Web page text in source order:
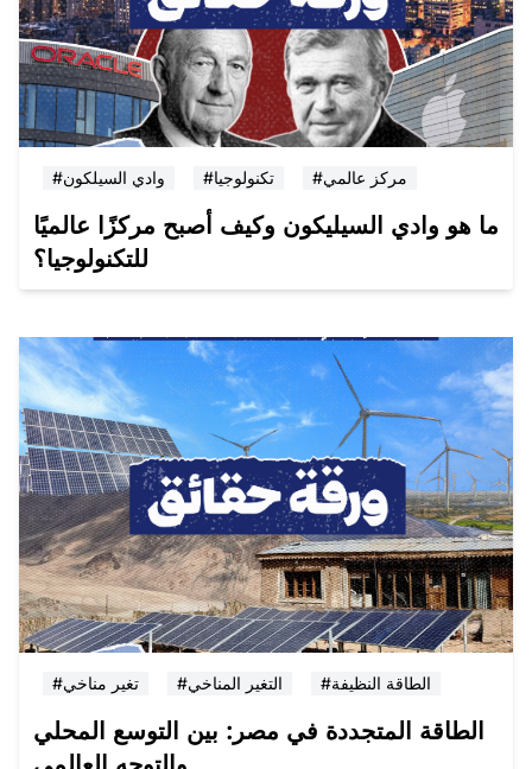
#وادي السيلكون #تكنولوجيا #مركز عالمي
ما هو وادي السيليكون وكيف أصبح مركزًا عالميًا
للتكنولوجيا؟
#تغير مناخي #التغير المناخي #الطاقة النظيفة
الطاقة المتجددة في مصر: بين التوسع المحلي